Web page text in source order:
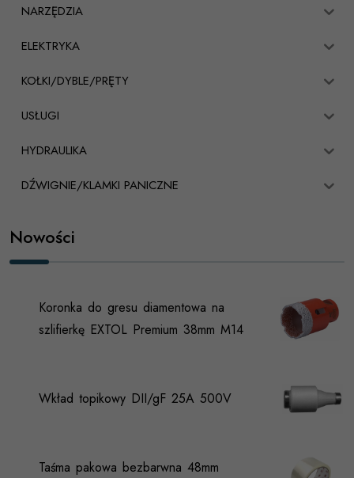
NARZĘDZIA
ELEKTRYKA
KOŁKI/DYBLE/PRĘTY
USŁUGI
HYDRAULIKA
DŹWIGNIE/KLAMKI PANICZNE
Nowości
Koronka do gresu diamentowa na
szlifierkę EXTOL Premium 38mm M14
Wkład topikowy DII/gF 25A 500V
Taśma pakowa bezbarwna 48mm